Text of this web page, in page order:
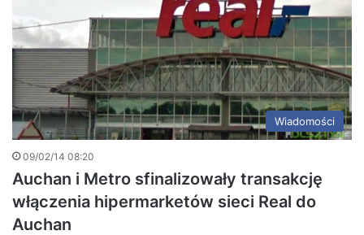
Wiadomości
09/02/14 08:20
Auchan i Metro sfinalizowały transakcję
włączenia hipermarketów sieci Real do
Auchan